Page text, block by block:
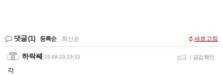
댓글(1) 등록순 최신순 새로고침
하락쎄 25-08-23 23:33 신고 | 공감 확인
각